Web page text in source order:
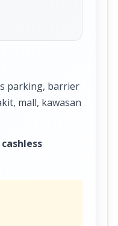
parking, barrier
mall, kawasan
cashless